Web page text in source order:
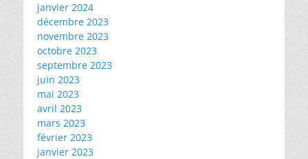
janvier 2024
décembre 2023
novembre 2023
octobre 2023
septembre 2023
juin 2023
mai 2023
avril 2023
mars 2023
février 2023
janvier 2023